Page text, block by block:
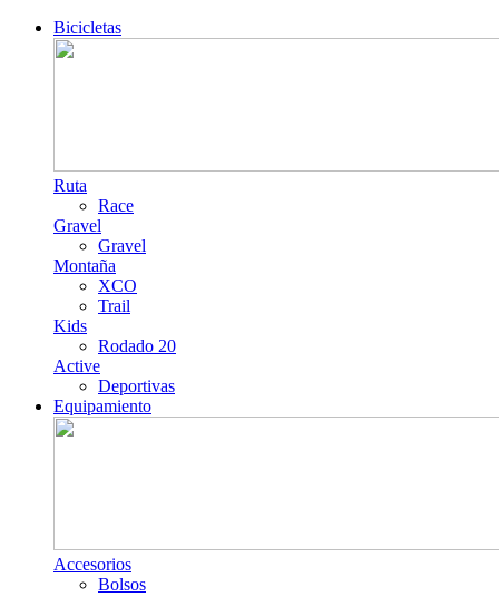
Bicicletas
Ruta
Race
Gravel
Gravel
Montaña
XCO
Trail
Kids
Rodado 20
Active
Deportivas
Equipamiento
Accesorios
Bolsos